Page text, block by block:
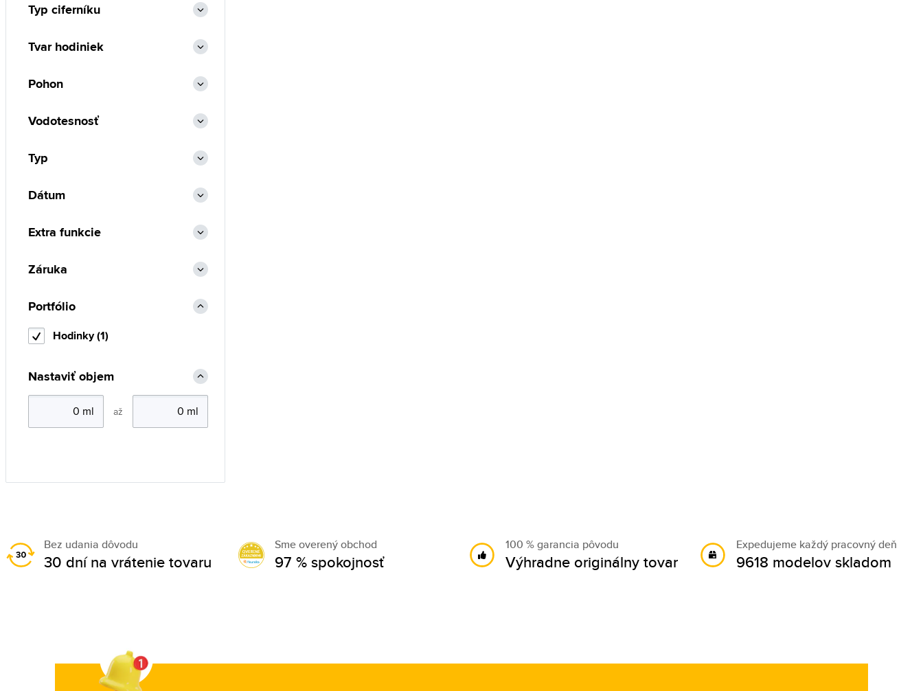
Typ ciferníku
Tvar hodiniek
Pohon
Vodotesnosť
Typ
Dátum
Extra funkcie
Záruka
Portfólio
Hodinky (1)
Nastaviť objem
až
Bez udania dôvodu
30 dní na vrátenie tovaru
Sme overený obchod
97 % spokojnosť
100 % garancia pôvodu
Výhradne originálny tovar
Expedujeme každý pracovný deň
9618 modelov skladom